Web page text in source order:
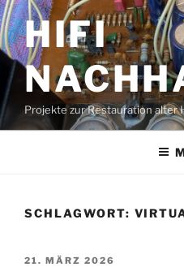
Zum
Inhalt
springenHIFI
Projekte zur Restauration alter
SCHLAGWORT:
VERÖFFENTLICHT
21. MÄRZ 2026